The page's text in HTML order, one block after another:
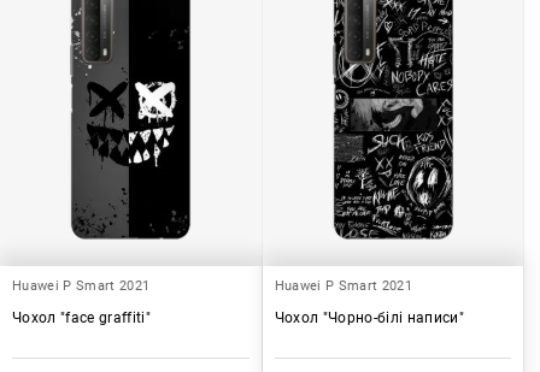
Huawei P Smart 2021
Чохол "face graffiti"
Huawei P Smart 2021
Чохол "Чорно-білі написи"